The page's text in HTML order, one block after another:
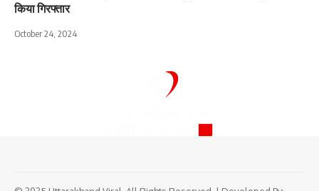
किया गिरफ्तार
October 24, 2024